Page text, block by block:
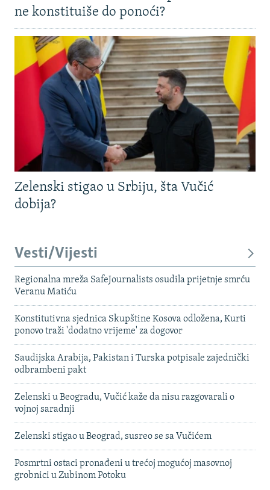
ne konstituiše do ponoći?
Zelenski stigao u Srbiju, šta Vučić
dobija?
Vesti/Vijesti
Regionalna mreža SafeJournalists osudila prijetnje smrću
Veranu Matiću
Konstitutivna sjednica Skupštine Kosova odložena, Kurti
ponovo traži 'dodatno vrijeme' za dogovor
Saudijska Arabija, Pakistan i Turska potpisale zajednički
odbrambeni pakt
Zelenski u Beogradu, Vučić kaže da nisu razgovarali o
vojnoj saradnji
Zelenski stigao u Beograd, susreo se sa Vučićem
Posmrtni ostaci pronađeni u trećoj mogućoj masovnoj
grobnici u Zubinom Potoku